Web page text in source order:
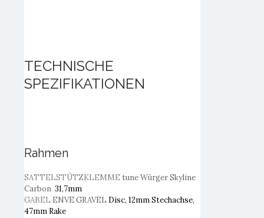
TECHNISCHE
SPEZIFIKATIONEN
Rahmen
SATTELSTÜTZKLEMME tune Würger Skyline
Carbon 31,7mm
GABEL ENVE GRAVEL Disc, 12mm Stechachse,
47mm Rake